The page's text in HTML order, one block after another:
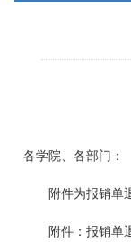
各学院、各部门：
附件为报销单
附件： 报销单